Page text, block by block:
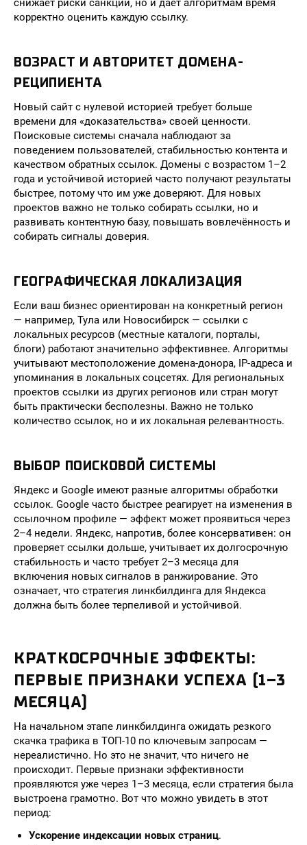
снижает риски санкций, но и даёт алгоритмам время
корректно оценить каждую ссылку.
ВОЗРАСТ И АВТОРИТЕТ ДОМЕНА-
РЕЦИПИЕНТА
Новый сайт с нулевой историей требует больше
времени для «доказательства» своей ценности.
Поисковые системы сначала наблюдают за
поведением пользователей, стабильностью контента и
качеством обратных ссылок. Домены с возрастом 1–2
года и устойчивой историей часто получают результаты
быстрее, потому что им уже доверяют. Для новых
проектов важно не только собирать ссылки, но и
развивать контентную базу, повышать вовлечённость и
собирать сигналы доверия.
ГЕОГРАФИЧЕСКАЯ ЛОКАЛИЗАЦИЯ
Если ваш бизнес ориентирован на конкретный регион
— например, Тула или Новосибирск — ссылки с
локальных ресурсов (местные каталоги, порталы,
блоги) работают значительно эффективнее. Алгоритмы
учитывают местоположение домена-донора, IP-адреса и
упоминания в локальных соцсетях. Для региональных
проектов ссылки из других регионов или стран могут
быть практически бесполезны. Важно не только
количество ссылок, но и их локальная релевантность.
ВЫБОР ПОИСКОВОЙ СИСТЕМЫ
Яндекс и Google имеют разные алгоритмы обработки
ссылок. Google часто быстрее реагирует на изменения в
ссылочном профиле — эффект может проявиться через
2–4 недели. Яндекс, напротив, более консервативен: он
проверяет ссылки дольше, учитывает их долгосрочную
стабильность и часто требует 2–3 месяца для
включения новых сигналов в ранжирование. Это
означает, что стратегия линкбилдинга для Яндекса
должна быть более терпеливой и устойчивой.
КРАТКОСРОЧНЫЕ ЭФФЕКТЫ:
ПЕРВЫЕ ПРИЗНАКИ УСПЕХА (1–3
МЕСЯЦА)
На начальном этапе линкбилдинга ожидать резкого
скачка трафика в ТОП-10 по ключевым запросам —
нереалистично. Но это не значит, что ничего не
происходит. Первые признаки эффективности
проявляются уже через 1–3 месяца, если стратегия была
выстроена грамотно. Вот что можно увидеть в этот
период:
Ускорение индексации новых страниц.